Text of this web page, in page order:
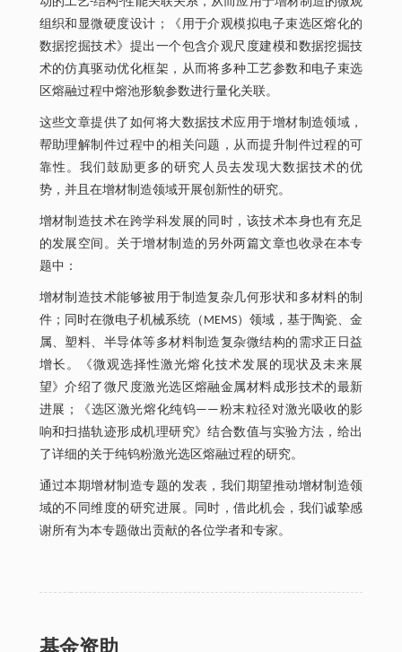
组织和显微硬度设计；《用于介观模拟电子束选区熔化的
数据挖掘技术》提出一个包含介观尺度建模和数据挖掘技
术的仿真驱动优化框架，从而将多种工艺参数和电子束选
区熔融过程中熔池形貌参数进行量化关联。
这些文章提供了如何将大数据技术应用于增材制造领域，
帮助理解制件过程中的相关问题，从而提升制件过程的可
靠性。我们鼓励更多的研究人员去发现大数据技术的优
势，并且在增材制造领域开展创新性的研究。
增材制造技术在跨学科发展的同时，该技术本身也有充足
的发展空间。关于增材制造的另外两篇文章也收录在本专
题中：
增材制造技术能够被用于制造复杂几何形状和多材料的制
件；同时在微电子机械系统（MEMS）领域，基于陶瓷、金
属、塑料、半导体等多材料制造复杂微结构的需求正日益
增长。《微观选择性激光熔化技术发展的现状及未来展
望》介绍了微尺度激光选区熔融金属材料成形技术的最新
进展；《选区激光熔化纯钨——粉末粒径对激光吸收的影
响和扫描轨迹形成机理研究》结合数值与实验方法，给出
了详细的关于纯钨粉激光选区熔融过程的研究。
通过本期增材制造专题的发表，我们期望推动增材制造领
域的不同维度的研究进展。同时，借此机会，我们诚挚感
谢所有为本专题做出贡献的各位学者和专家。